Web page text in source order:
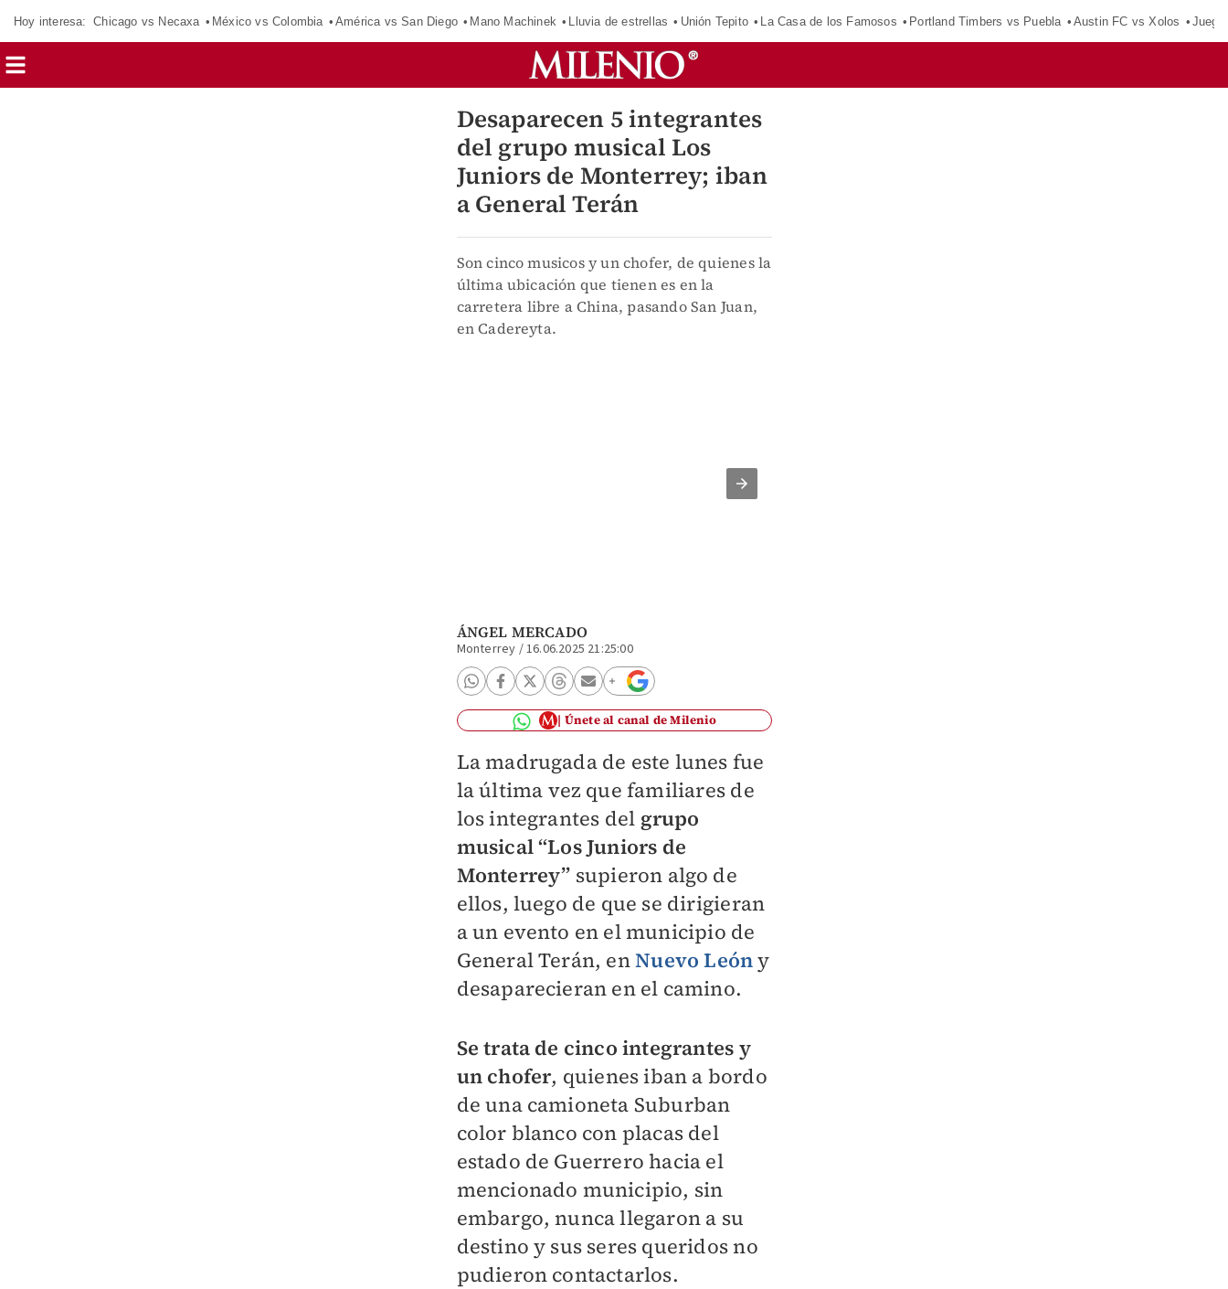
Hoy interesa: Chicago vs Necaxa México vs Colombia América vs San Diego Mano Machinek Lluvia de estrellas Unión Tepito La Casa de los Famosos Portland Timbers vs Puebla Austin FC vs Xolos
Desaparecen 5 integrantes
del grupo musical Los
Juniors de Monterrey; iban
a General Terán
Son cinco musicos y un chofer, de quienes la
última ubicación que tienen es en la
carretera libre a China, pasando San Juan,
en Cadereyta.
ÁNGEL MERCADO
Monterrey /16.06.2025 21:25:00
Únete al canal de Milenio
La madrugada de este lunes fue
la última vez que familiares de
los integrantes del grupo
musical “Los Juniors de
Monterrey” supieron algo de
ellos, luego de que se dirigieran
a un evento en el municipio de
General Terán, enNuevo Leóny
desaparecieran en el camino.
Se trata de cinco integrantes y
un chofer, quienes iban a bordo
de una camioneta Suburban
color blanco con placas del
estado de Guerrero hacia el
mencionado municipio, sin
embargo, nunca llegaron a su
destino y sus seres queridos no
pudieron contactarlos.